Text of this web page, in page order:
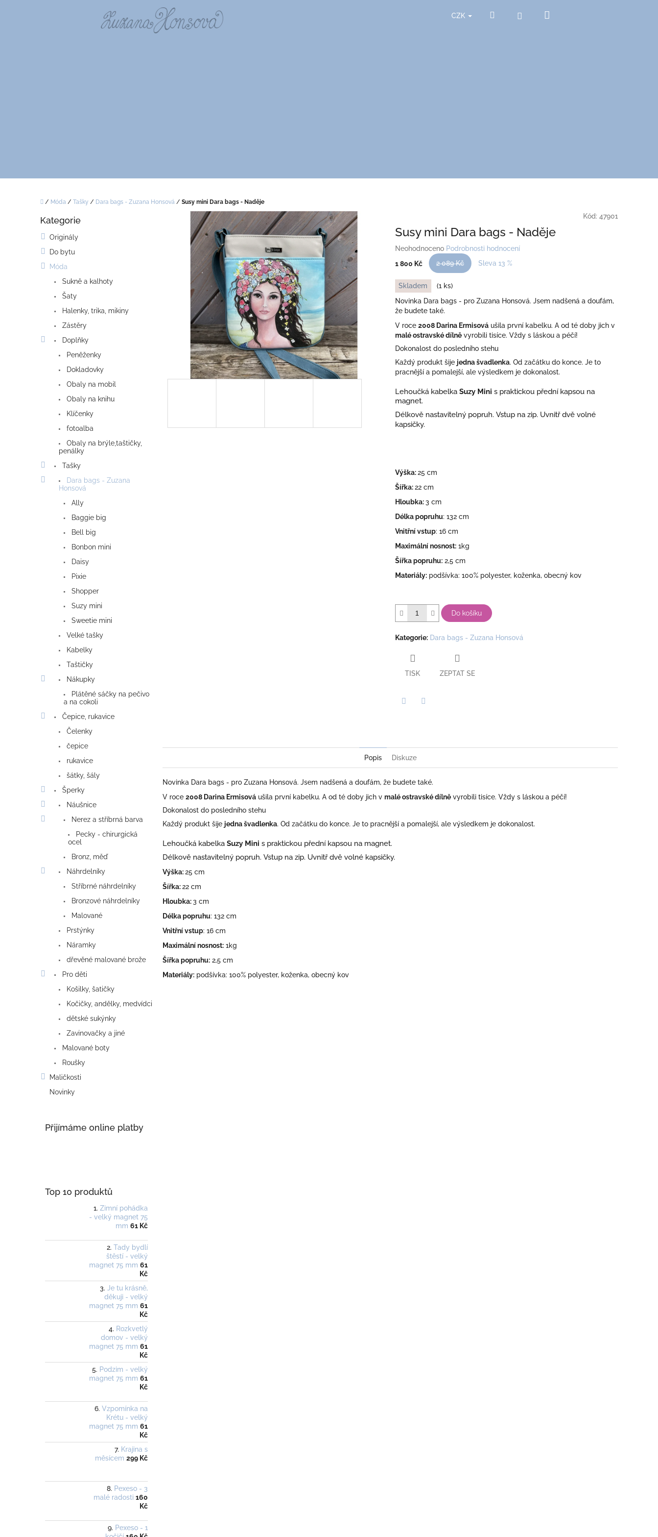
CZK Hledat Přihlášení
Domů
/ Móda / Tašky / Dara bags - Zuzana Honsová / Susy mini Dara bags - Naděje
Přeskočit
Kategorie
Originály
Do bytu
Móda
Sukně a kalhoty
Šaty
Halenky, trika, mikiny
Zástěry
Doplňky
Peněženky
Dokladovky
Obaly na mobil
Obaly na knihu
Klíčenky
fotoalba
Obaly na brýle,taštičky,
penálky
Tašky
Dara bags - Zuzana
Honsová
Ally
Baggie big
Bell big
Bonbon mini
Daisy
Pixie
Shopper
Suzy mini
Sweetie mini
Velké tašky
Kabelky
Taštičky
Nákupky
Plátěné sáčky na pečivo
a na cokoli
Čepice, rukavice
Čelenky
čepice
rukavice
šátky, šály
Šperky
Náušnice
Nerez a stříbrná barva
Pecky - chirurgická
ocel
Bronz, měď
Náhrdelníky
Stříbrné náhrdelníky
Bronzové náhrdelníky
Malované
Prstýnky
Náramky
dřevěné malované brože
Pro děti
Košilky, šatičky
Kočičky, andělky, medvídci
dětské sukýnky
Zavinovačky a jiné
Malované boty
Roušky
Maličkosti
Novinky
Přijímáme online platby
Top 10 produktů
Zimní pohádka
- velký magnet 75
mm 61 Kč
Tady bydlí
štěstí - velký
magnet 75 mm 61
Kč
Je tu krásně,
děkuji - velký
magnet 75 mm 61
Kč
Rozkvetlý
domov - velký
magnet 75 mm 61
Kč
Podzim - velký
magnet 75 mm 61
Kč
Vzpomínka na
Krétu - velký
magnet 75 mm 61
Kč
Krajina s
měsícem 299 Kč
Pexeso - 3
malé radosti 160
Kč
Pexeso - 1
Kód: 47901
Susy mini Dara bags - Naděje
Průměrné
produktu
je
0,0
z
5
Neohodnoceno Podrobnosti hodnocení
1 800 Kč
2 089 Kč
Sleva 13 %
Měrná
cena:
Skladem
(1 ks)
Novinka Dara bags - pro Zuzana Honsová. Jsem nadšená a doufám,
že budete také.
V roce 2008 Darina Ermisová ušila první kabelku. A od té doby jich v
malé ostravské dílně vyrobili tisíce. Vždy s láskou a péčí!
Dokonalost do posledního stehu
Každý produkt šije jedna švadlenka. Od začátku do konce. Je to
pracnější a pomalejší, ale výsledkem je dokonalost.
Lehoučká kabelka Suzy Mini s praktickou přední kapsou na
magnet.
Délkově nastavitelný popruh. Vstup na zip. Uvnitř dvě volné
kapsičky.
Výška:25 cm
Šířka:22 cm
Hloubka:3 cm
Délka popruhu: 132 cm
Vnitřní vstup: 16 cm
Maximální nosnost: 1kg
Šířka popruhu: 2,5 cm
Materiály: podšívka: 100% polyester, koženka, obecný kov
Do košíku
Kategorie: Dara bags - Zuzana Honsová
TISK ZEPTAT SE
Popis Diskuze
Novinka Dara bags - pro Zuzana Honsová. Jsem nadšená a doufám, že budete také.
V roce 2008 Darina Ermisová ušila první kabelku. A od té doby jich v malé ostravské dílně vyrobili tisíce. Vždy s láskou a péčí!
Dokonalost do posledního stehu
Každý produkt šije jedna švadlenka. Od začátku do konce. Je to pracnější a pomalejší, ale výsledkem je dokonalost.
Lehoučká kabelka Suzy Mini s praktickou přední kapsou na magnet.
Délkově nastavitelný popruh. Vstup na zip. Uvnitř dvě volné kapsičky.
Výška:25 cm
Šířka:22 cm
Hloubka:3 cm
Délka popruhu: 132 cm
Vnitřní vstup: 16 cm
Maximální nosnost: 1kg
Šířka popruhu: 2,5 cm
Materiály: podšívka: 100% polyester, koženka, obecný kov